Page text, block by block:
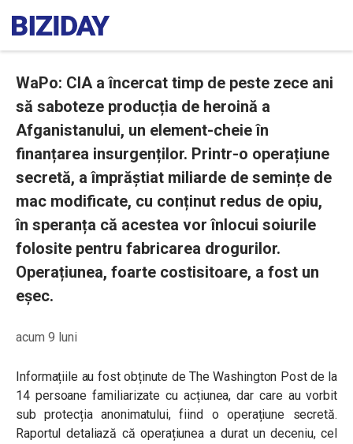
WaPo: CIA a încercat timp de peste zece ani
să saboteze producția de heroină a
Afganistanului, un element-cheie în
finanțarea insurgenților. Printr-o operațiune
secretă, a împrăștiat miliarde de semințe de
mac modificate, cu conținut redus de opiu,
în speranța că acestea vor înlocui soiurile
folosite pentru fabricarea drogurilor.
Operațiunea, foarte costisitoare, a fost un
eșec.
acum 9 luni
Informațiile au fost obținute de The Washington Post de la
14 persoane familiarizate cu acțiunea, dar care au vorbit
sub protecția anonimatului, fiind o operațiune secretă.
Raportul detaliază că operațiunea a durat un deceniu, cel